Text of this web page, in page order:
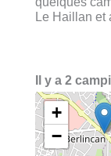
Le Haillan et
Il y a 2
+
−